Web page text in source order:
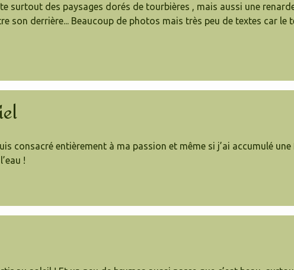
surtout des paysages dorés de tourbières , mais aussi une
son derrière... Beaucoup de photos mais très peu de textes car le
consacré entièrement à ma passion et même si j’ai accumulé
!